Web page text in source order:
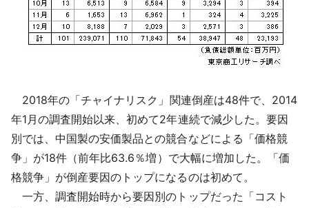
2018年の「チャイナリスク」関連倒産は48件で、2014
年1月の調査開始以来、初めて2年連続で減少した。要因
別では、中国製の安価製品との競合などによる「価格競
争」が18件（前年比63.6％増）で大幅に増加した。「価
格競争」が倒産要因のトップになるのは初めて。
一方、調査開始時から要因別のトップだった「コスト